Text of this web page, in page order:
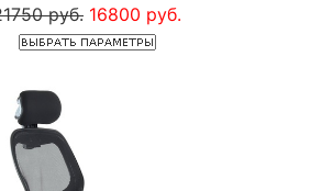
руб. 16800 руб.